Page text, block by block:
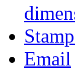
Email